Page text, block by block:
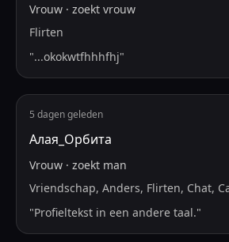
Vrouw · zoekt vrouw
Flirten
"...okokwtfhhhfhj"
5 dagen geleden
Алая_Орбита
Vrouw · zoekt man
Vriendschap, Anders, Flirten, Chat,
"Profieltekst in een andere taal."